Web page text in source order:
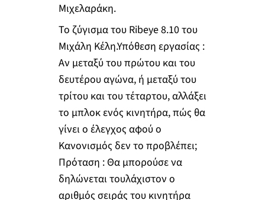
Μιχελαράκη.
Το ζύγισμα του Ribeye 8.10 του
Μιχάλη Κέλη.Υπόθεση εργασίας :
Αν μεταξύ του πρώτου και του
δευτέρου αγώνα, ή μεταξύ του
τρίτου και του τέταρτου, αλλάξει
το μπλοκ ενός κινητήρα, πώς θα
γίνει ο έλεγχος αφού ο
Κανονισμός δεν το προβλέπει;
Πρόταση : Θα μπορούσε να
δηλώνεται τουλάχιστον ο
αριθμός σειράς του κινητήρα